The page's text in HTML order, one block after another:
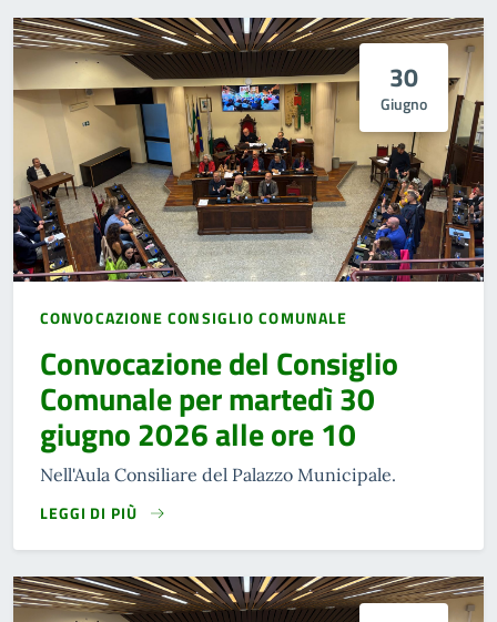
30
Giugno
CONVOCAZIONE CONSIGLIO COMUNALE
Convocazione del Consiglio
Comunale per martedì 30
giugno 2026 alle ore 10
Nell'Aula Consiliare del Palazzo Municipale.
LEGGI DI PIÙ